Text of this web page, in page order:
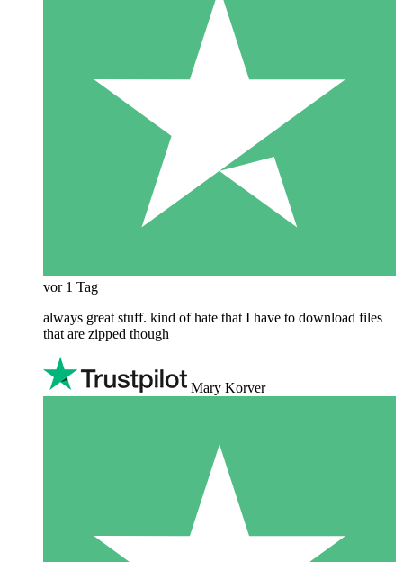
vor 1 Tag
always great stuff. kind of hate that I have to download files
that are zipped though
Mary Korver